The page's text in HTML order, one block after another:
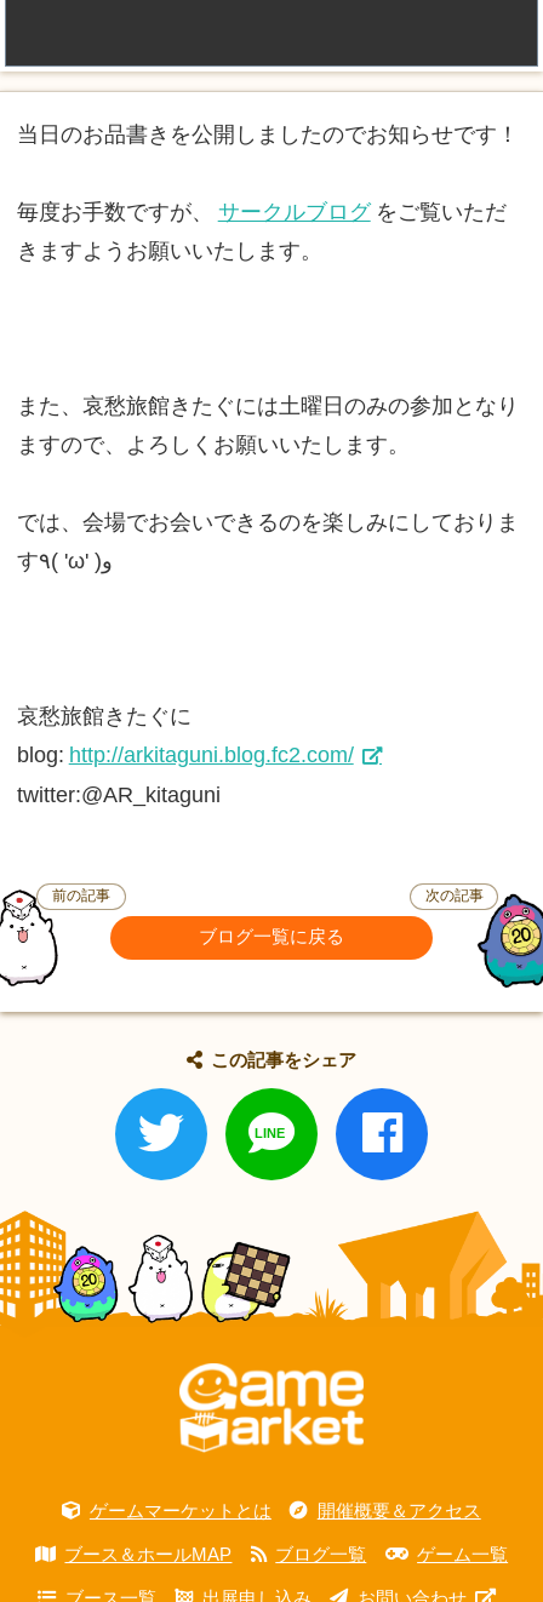
当日のお品書きを公開しましたのでお知らせです！
毎度お手数ですが、 サークルブログ をご覧いただ
きますようお願いいたします。
また、哀愁旅館きたぐには土曜日のみの参加となり
ますので、よろしくお願いいたします。
では、会場でお会いできるのを楽しみにしておりま
す٩( 'ω' )و
哀愁旅館きたぐに
blog: http://arkitaguni.blog.fc2.com/
twitter:@AR_kitaguni
前の記事
ブログ一覧に戻る
次の記事
この記事をシェア
ゲームマーケットとは 開催概要＆アクセス
ブース＆ホールMAP ブログ一覧 ゲーム一覧